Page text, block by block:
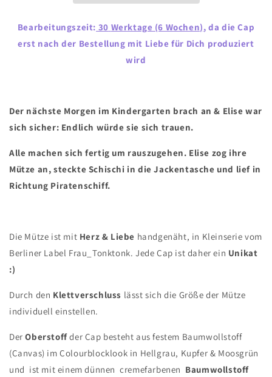
Bearbeitungszeit: 30 Werktage (6 Wochen), da die Cap
erst nach der Bestellung mit Liebe für Dich produziert
wird
Der nächste Morgen im Kindergarten brach an & Elise war
sich sicher: Endlich würde sie sich trauen.
Alle machen sich fertig um rauszugehen. Elise zog ihre
Mütze an, steckte Schischi in die Jackentasche und lief in
Richtung Piratenschiff.
Die Mütze ist mit Herz & Liebe handgenäht, in Kleinserie vom
Berliner Label Frau_Tonktonk. Jede Cap ist daher ein Unikat
:)
Durch den Klettverschluss lässt sich die Größe der Mütze
individuell einstellen.
DerOberstoffder Cap besteht aus festem Baumwollstoff
(Canvas) im Colourblocklook in Hellgrau, Kupfer & Moosgrün
und ist mit einem dünnen cremefarbenen Baumwollstoff